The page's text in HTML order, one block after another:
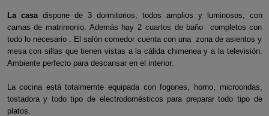
La casa dispone de 3 dormitorios, todos amplios y luminosos, con
camas de matrimonio. Además hay 2 cuartos de baño completos con
todo lo necesario . El salón comedor cuenta con una zona de asientos y
mesa con sillas que tienen vistas a la cálida chimenea y a la televisión.
Ambiente perfecto para descansar en el interior.
La cocina está totalmemte equipada con fogones, horno, microondas,
tostadora y todo tipo de electrodomésticos para preparar todo tipo de
platos.